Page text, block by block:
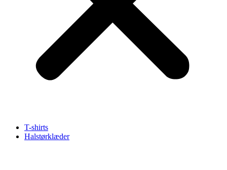
T-shirts
Halstørklæder